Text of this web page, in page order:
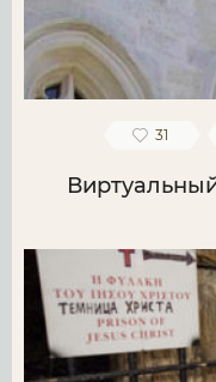
31